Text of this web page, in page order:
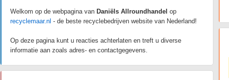
Welkom op de webpagina van Daniëls Allroundhandel op
recyclemaar.nl - de beste recyclebedrijven website van Nederland!
Op deze pagina kunt u reacties achterlaten en treft u diverse
informatie aan zoals adres- en contactgegevens.